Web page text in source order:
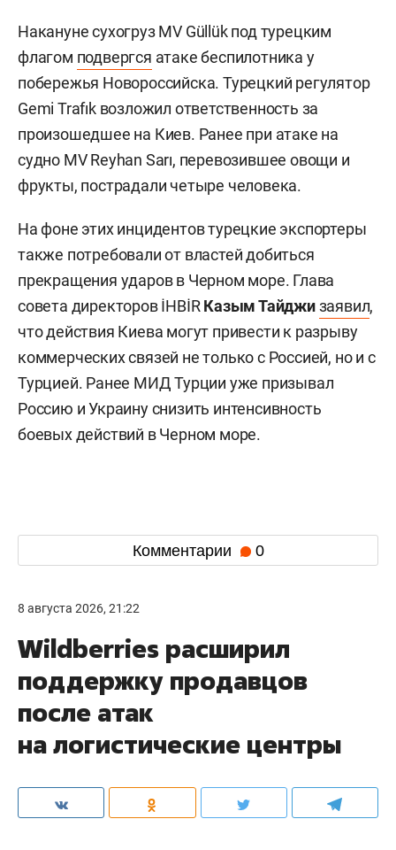
Накануне сухогруз MV Güllük под турецким
флагом подвергся атаке беспилотника у
побережья Новороссийска. Турецкий регулятор
Gemi Trafık возложил ответственность за
произошедшее на Киев. Ранее при атаке на
судно MV Reyhan Sarı, перевозившее овощи и
фрукты, пострадали четыре человека.
На фоне этих инцидентов турецкие экспортеры
также потребовали от властей добиться
прекращения ударов в Черном море. Глава
совета директоров İHBİRКазым Тайджизаявил,
что действия Киева могут привести к разрыву
коммерческих связей не только с Россией, но и с
Турцией. Ранее МИД Турции уже призывал
Россию и Украину снизить интенсивность
боевых действий в Черном море.
Комментарии 0
8 августа 2026, 21:22
Wildberries расширил
поддержку продавцов
после атак
на логистические центры